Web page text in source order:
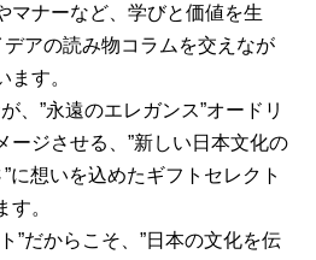
マナーなど、学びと価値を生
デアの読み物コラムを交えなが
ます。
、”永遠のエレガンス”オードリ
ージさせる、”新しい日本文化の
に想いを込めたギフトセレクト
。
”だからこそ、”日本の文化を伝